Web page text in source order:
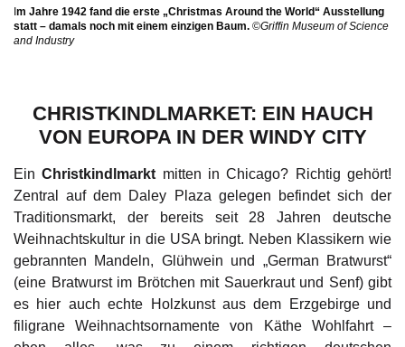
m Jahre 1942 fand die erste „Christmas Around the World“ Ausstellung
statt – damals noch mit einem einzigen Baum. ©Griffin Museum of Science
and Industry
CHRISTKINDLMARKET: EIN HAUCH
VON EUROPA IN DER WINDY CITY
EinChristkindlmarkt mitten in Chicago? Richtig gehört!
Zentral auf dem Daley Plaza gelegen befindet sich der
Traditionsmarkt, der bereits seit 28 Jahren deutsche
Weihnachtskultur in die USA bringt. Neben Klassikern wie
gebrannten Mandeln, Glühwein und „German Bratwurst“
(eine Bratwurst im Brötchen mit Sauerkraut und Senf) gibt
es hier auch echte Holzkunst aus dem Erzgebirge und
filigrane Weihnachtsornamente von Käthe Wohlfahrt –